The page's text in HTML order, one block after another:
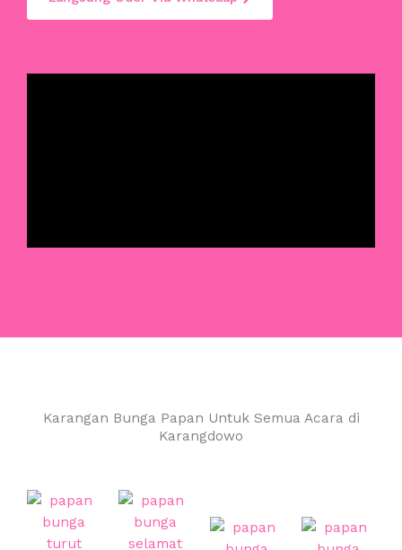
Karangan Bunga Papan Untuk Semua Acara di
Karangdowo